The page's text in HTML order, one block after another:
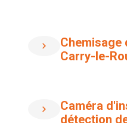
Chemisage
Carry-le-
Caméra
détection